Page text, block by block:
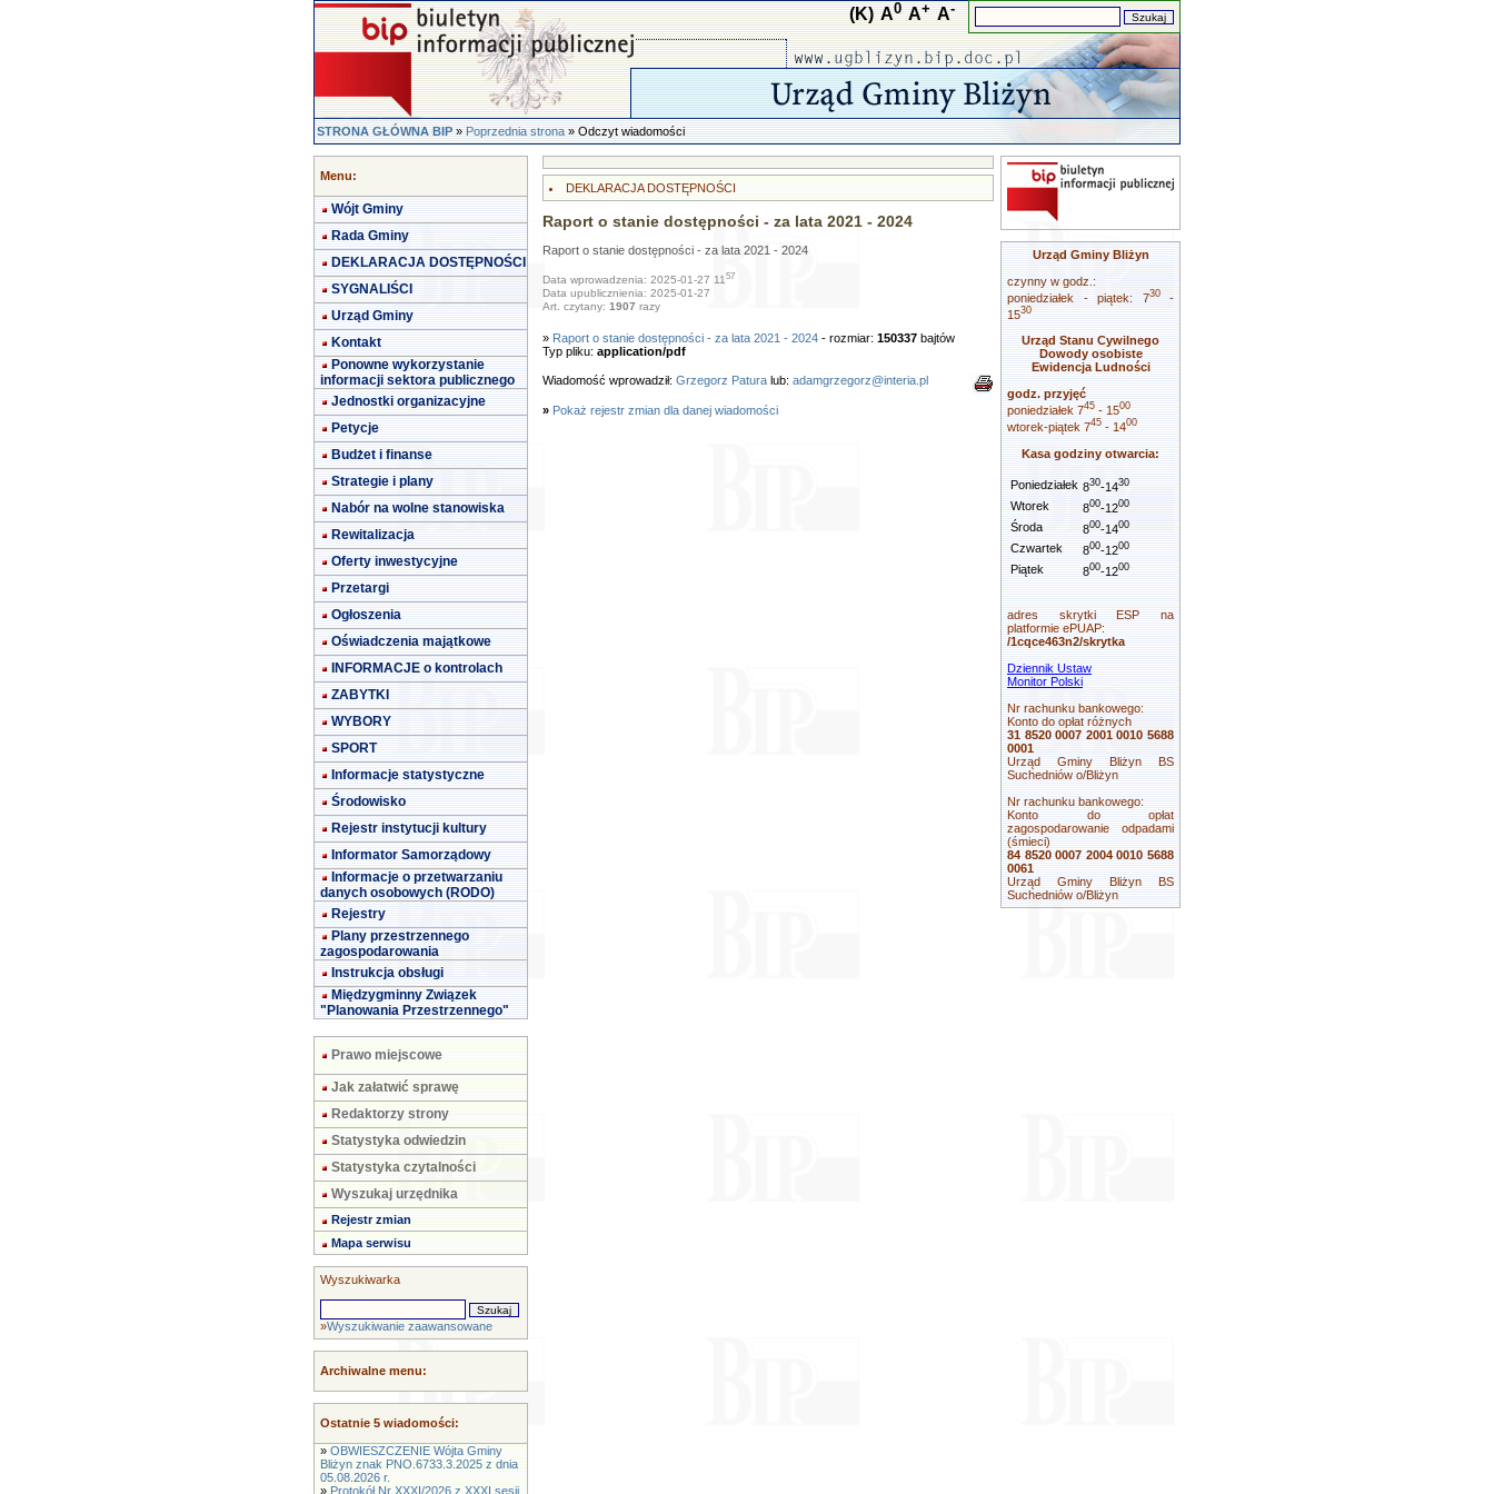
(K) A0 A+ A-
STRONA GŁÓWNA BIP»Poprzednia strona» Odczyt wiadomości
Menu:
Wójt Gminy
Rada Gminy
DEKLARACJA DOSTĘPNOŚCI
SYGNALIŚCI
Urząd Gminy
Kontakt
Ponowne wykorzystanie
informacji sektora publicznego
Jednostki organizacyjne
Petycje
Budżet i finanse
Strategie i plany
Nabór na wolne stanowiska
Rewitalizacja
Oferty inwestycyjne
Przetargi
Ogłoszenia
Oświadczenia majątkowe
INFORMACJE o kontrolach
ZABYTKI
WYBORY
SPORT
Informacje statystyczne
Środowisko
Rejestr instytucji kultury
Informator Samorządowy
Informacje o przetwarzaniu
danych osobowych (RODO)
Rejestry
Plany przestrzennego
zagospodarowania
Instrukcja obsługi
Międzygminny Związek
"Planowania Przestrzennego"
Prawo miejscowe
Jak załatwić sprawę
Redaktorzy strony
Statystyka odwiedzin
Statystyka czytalności
Wyszukaj urzędnika
Rejestr zmian
Mapa serwisu
Wyszukiwarka
»Wyszukiwanie zaawansowane
Archiwalne menu:
Ostatnie 5 wiadomości:
» OBWIESZCZENIE Wójta Gminy
Bliżyn znak PNO.6733.3.2025 z dnia
05.08.2026 r.
» Protokół Nr XXXI/2026 z XXXI sesji
DEKLARACJA DOSTĘPNOŚCI
Raport o stanie dostępności - za lata 2021 - 2024
Raport o stanie dostępności - za lata 2021 - 2024
Data wprowadzenia: 2025-01-27 1157
Data upublicznienia: 2025-01-27
Art. czytany: 1907 razy
» Raport o stanie dostępności - za lata 2021 - 2024- rozmiar: 150337bajtów
Typ pliku: application/pdf
Wiadomość wprowadził: Grzegorz Paturalub: adamgrzegorz@interia.pl
» Pokaż rejestr zmian dla danej wiadomości
Urząd Gminy Bliżyn
czynny w godz.:
poniedziałek - piątek: 730-
1530
Urząd Stanu Cywilnego
Dowody osobiste
Ewidencja Ludności
godz. przyjęć
poniedziałek 745 - 1500
wtorek-piątek 745 - 1400
Kasa godziny otwarcia:
Poniedziałek 830-1430
Wtorek 800-1200
Środa 800-1400
Czwartek 800-1200
Piątek 800-1200
adres skrytki ESP na
platformie ePUAP:
/1cqce463n2/skrytka
Dziennik Ustaw
Monitor Polski
Nr rachunku bankowego:
Konto do opłat różnych
31 8520 0007 2001 0010 5688
0001
Urząd Gminy Bliżyn BS
Suchedniów o/Bliżyn
Nr rachunku bankowego:
Konto do opłat
zagospodarowanie odpadami
(śmieci)
84 8520 0007 2004 0010 5688
0061
Urząd Gminy Bliżyn BS
Suchedniów o/Bliżyn